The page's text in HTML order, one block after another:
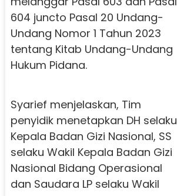
604 juncto Pasal 20 Undang-
Undang Nomor 1 Tahun 2023
tentang Kitab Undang-Undang
Hukum Pidana.
Syarief menjelaskan, Tim
penyidik menetapkan DH selaku
Kepala Badan Gizi Nasional, SS
selaku Wakil Kepala Badan Gizi
Nasional Bidang Operasional
dan Saudara LP selaku Wakil